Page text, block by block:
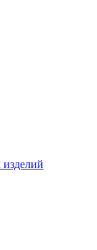
изделий